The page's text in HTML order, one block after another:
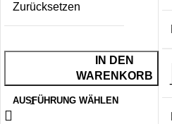
Zurücksetzen
IN DEN
WARENKORB
AUSFÜHRUNG WÄHLEN